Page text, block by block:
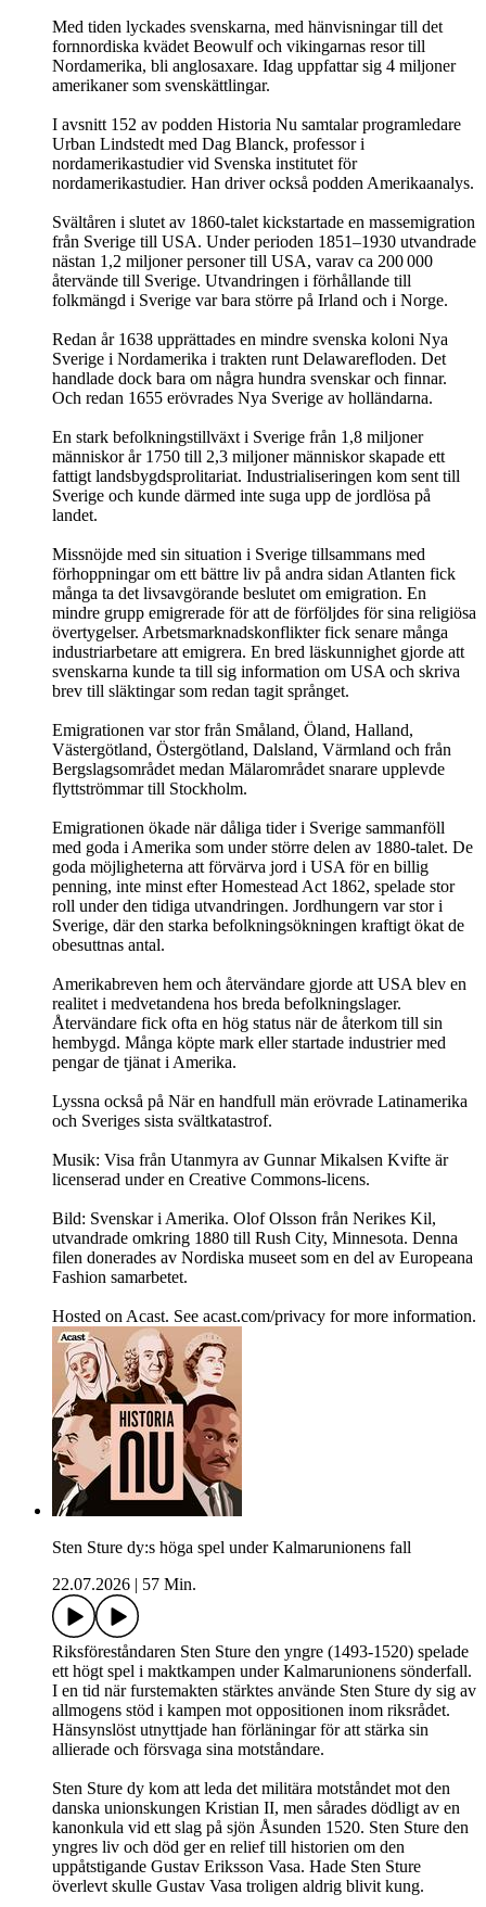
Med tiden lyckades svenskarna, med hänvisningar till det
fornnordiska kvädet Beowulf och vikingarnas resor till
Nordamerika, bli anglosaxare. Idag uppfattar sig 4 miljoner
amerikaner som svenskättlingar.
I avsnitt 152 av podden Historia Nu samtalar programledare
Urban Lindstedt med Dag Blanck, professor i
nordamerikastudier vid Svenska institutet för
nordamerikastudier. Han driver också podden Amerikaanalys.
Svältåren i slutet av 1860-talet kickstartade en massemigration
från Sverige till USA. Under perioden 1851–1930 utvandrade
nästan 1,2 miljoner personer till USA, varav ca 200 000
återvände till Sverige. Utvandringen i förhållande till
folkmängd i Sverige var bara större på Irland och i Norge.
Redan år 1638 upprättades en mindre svenska koloni Nya
Sverige i Nordamerika i trakten runt Delawarefloden. Det
handlade dock bara om några hundra svenskar och finnar.
Och redan 1655 erövrades Nya Sverige av holländarna.
En stark befolkningstillväxt i Sverige från 1,8 miljoner
människor år 1750 till 2,3 miljoner människor skapade ett
fattigt landsbygdsprolitariat. Industrialiseringen kom sent till
Sverige och kunde därmed inte suga upp de jordlösa på
landet.
Missnöjde med sin situation i Sverige tillsammans med
förhoppningar om ett bättre liv på andra sidan Atlanten fick
många ta det livsavgörande beslutet om emigration. En
mindre grupp emigrerade för att de förföljdes för sina religiösa
övertygelser. Arbetsmarknadskonflikter fick senare många
industriarbetare att emigrera. En bred läskunnighet gjorde att
svenskarna kunde ta till sig information om USA och skriva
brev till släktingar som redan tagit språnget.
Emigrationen var stor från Småland, Öland, Halland,
Västergötland, Östergötland, Dalsland, Värmland och från
Bergslagsområdet medan Mälarområdet snarare upplevde
flyttströmmar till Stockholm.
Emigrationen ökade när dåliga tider i Sverige sammanföll
med goda i Amerika som under större delen av 1880-talet. De
goda möjligheterna att förvärva jord i USA för en billig
penning, inte minst efter Homestead Act 1862, spelade stor
roll under den tidiga utvandringen. Jordhungern var stor i
Sverige, där den starka befolkningsökningen kraftigt ökat de
obesuttnas antal.
Amerikabreven hem och återvändare gjorde att USA blev en
realitet i medvetandena hos breda befolkningslager.
Återvändare fick ofta en hög status när de återkom till sin
hembygd. Många köpte mark eller startade industrier med
pengar de tjänat i Amerika.
Lyssna också på När en handfull män erövrade Latinamerika
och Sveriges sista svältkatastrof.
Musik: Visa från Utanmyra av Gunnar Mikalsen Kvifte är
licenserad under en Creative Commons-licens.
Bild: Svenskar i Amerika. Olof Olsson från Nerikes Kil,
utvandrade omkring 1880 till Rush City, Minnesota. Denna
filen donerades av Nordiska museet som en del av Europeana
Fashion samarbetet.
Hosted on Acast. See acast.com/privacy for more information.
Sten Sture dy:s höga spel under Kalmarunionens fall
22.07.2026
57 Min.
Riksföreståndaren Sten Sture den yngre (1493-1520) spelade
ett högt spel i maktkampen under Kalmarunionens sönderfall.
I en tid när furstemakten stärktes använde Sten Sture dy sig av
allmogens stöd i kampen mot oppositionen inom riksrådet.
Hänsynslöst utnyttjade han förläningar för att stärka sin
allierade och försvaga sina motståndare.
Sten Sture dy kom att leda det militära motståndet mot den
danska unionskungen Kristian II, men sårades dödligt av en
kanonkula vid ett slag på sjön Åsunden 1520. Sten Sture den
yngres liv och död ger en relief till historien om den
uppåtstigande Gustav Eriksson Vasa. Hade Sten Sture
överlevt skulle Gustav Vasa troligen aldrig blivit kung.